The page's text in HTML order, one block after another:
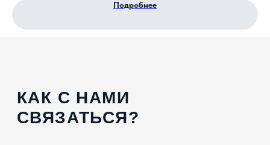
Подробнее